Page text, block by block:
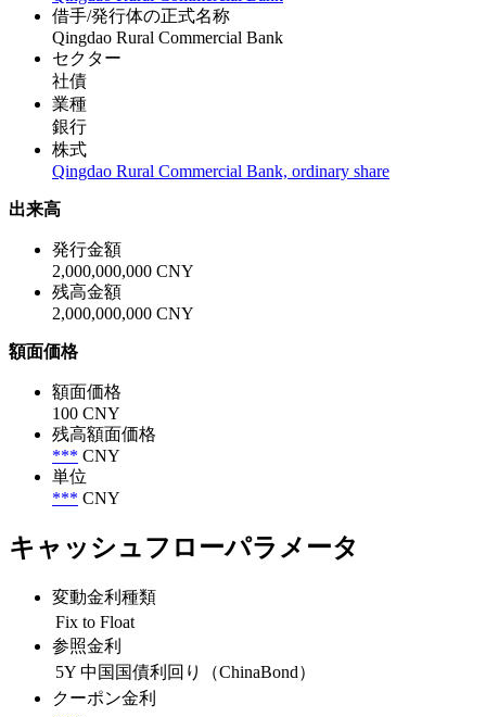
借手/発行体の正式名称
Qingdao Rural Commercial Bank
セクター
社債
業種
銀行
株式
Qingdao Rural Commercial Bank, ordinary share
出来高
発行金額
2,000,000,000 CNY
残高金額
2,000,000,000 CNY
額面価格
額面価格
100 CNY
残高額面価格
*** CNY
単位
*** CNY
キャッシュフローパラメータ
変動金利種類
Fix to Float
参照金利
5Y 中国国債利回り（ChinaBond）
クーポン金利